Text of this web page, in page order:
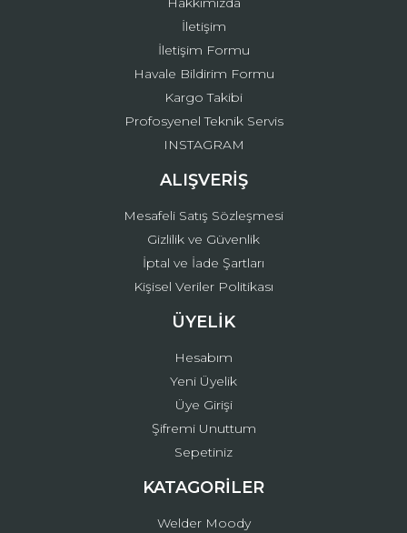
Gönder
İletişim
İletişim Formu
Havale Bildirim Formu
Kargo Takibi
Profosyenel Teknik Servis
INSTAGRAM
ALIŞVERİŞ
Mesafeli Satış Sözleşmesi
Gizlilik ve Güvenlik
İptal ve İade Şartları
Kişisel Veriler Politikası
ÜYELİK
Hesabım
Yeni Üyelik
Üye Girişi
Şifremi Unuttum
Sepetiniz
KATAGORİLER
Welder Moody